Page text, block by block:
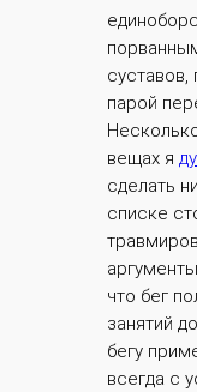
парой
вещах я
сделать
списке
что бег
занятий
бегу
всегда с